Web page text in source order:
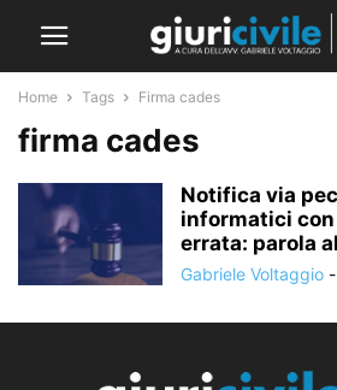
Home Tags Firma cades
firma cades
Notifica via
informatici
errata: parola
Gabriele Voltaggio -